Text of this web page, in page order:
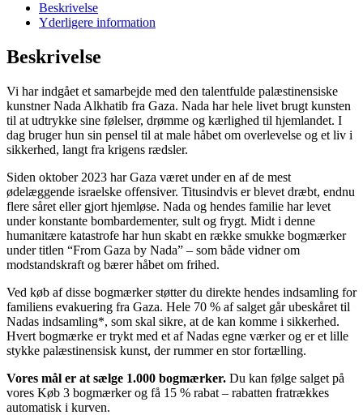
Beskrivelse
Yderligere information
Beskrivelse
Vi har indgået et samarbejde med den talentfulde palæstinensiske
kunstner Nada Alkhatib fra Gaza. Nada har hele livet brugt kunsten
til at udtrykke sine følelser, drømme og kærlighed til hjemlandet. I
dag bruger hun sin pensel til at male håbet om overlevelse og et liv i
sikkerhed, langt fra krigens rædsler.
Siden oktober 2023 har Gaza været under en af de mest
ødelæggende israelske offensiver. Titusindvis er blevet dræbt, endnu
flere såret eller gjort hjemløse. Nada og hendes familie har levet
under konstante bombardementer, sult og frygt. Midt i denne
humanitære katastrofe har hun skabt en række smukke bogmærker
under titlen “From Gaza by Nada” – som både vidner om
modstandskraft og bærer håbet om frihed.
Ved køb af disse bogmærker støtter du direkte hendes indsamling for
familiens evakuering fra Gaza. Hele 70 % af salget går ubeskåret til
Nadas indsamling*, som skal sikre, at de kan komme i sikkerhed.
Hvert bogmærke er trykt med et af Nadas egne værker og er et lille
stykke palæstinensisk kunst, der rummer en stor fortælling.
Vores mål er at sælge 1.000 bogmærker. Du kan følge salget på
vores Køb 3 bogmærker og få 15 % rabat – rabatten fratrækkes
automatisk i kurven.